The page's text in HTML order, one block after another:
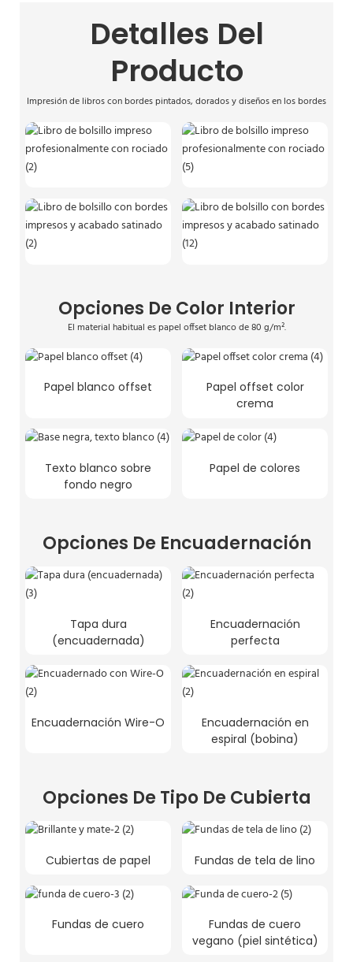
Detalles Del
Producto
Impresión de libros con bordes pintados, dorados y diseños en los bordes
Opciones De Color Interior
El material habitual es papel offset blanco de 80 g/m².
Papel blanco offset
Papel offset color
crema
Texto blanco sobre
fondo negro
Papel de colores
Opciones De Encuadernación
Tapa dura
(encuadernada)
Encuadernación
perfecta
Encuadernación Wire-O
Encuadernación en
espiral (bobina)
Opciones De Tipo De Cubierta
Cubiertas de papel Fundas de tela de lino
Fundas de cuero
Fundas de cuero
vegano (piel sintética)